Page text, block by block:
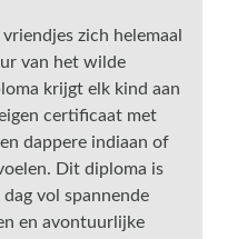
zich helemaal
van het wilde
krijgt elk kind aan
certificaat met
dappere indiaan of
Dit diploma is
vol spannende
en avontuurlijke